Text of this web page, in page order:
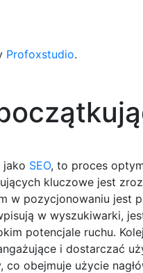
Profoxstudio.
jako SEO, to proces
kluczowe jest
w pozycjonowaniu jest
w wyszukiwarki,
potencjale ruchu.
i dostarczać
obejmuje użycie